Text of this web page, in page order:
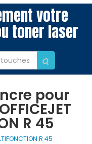
votre
toner laser
pour
R 45
R 45